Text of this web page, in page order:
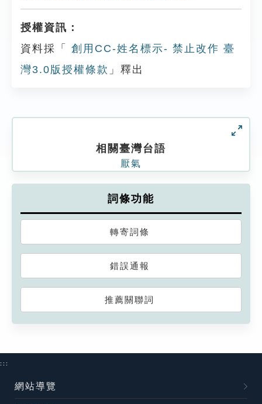
授權資訊：
資料採「
創用CC-姓名標示- 禁止改作 臺
灣3.0版授權條款 」釋出
相關臺灣台語
厭氣
詞條功能
轉寄詞條
錯誤通報
推薦關聯詞
:::
網站導覽